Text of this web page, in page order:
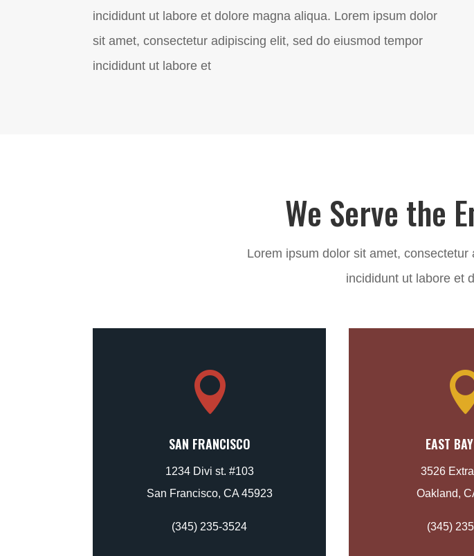
incididunt ut labore et dolore magna aliqua. Lorem ipsum dolor
sit amet, consectetur adipiscing elit, sed do eiusmod tempor
incididunt ut labore et
We Serve the
Lorem ipsum dolor sit amet,
incididunt ut labore et

SAN FRANCISCO
1234 Divi st. #103
San Francisco, CA 45923
(345) 235-3524
EAST
3526
Oakland,
(345)